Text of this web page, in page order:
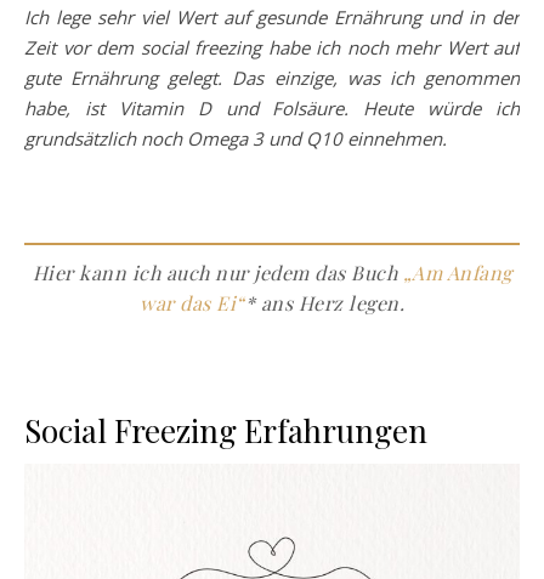
Ich lege sehr viel Wert auf gesunde Ernährung und in der
Zeit vor dem social freezing habe ich noch mehr Wert auf
gute Ernährung gelegt. Das einzige, was ich genommen
habe, ist Vitamin D und Folsäure. Heute würde ich
grundsätzlich noch Omega 3 und Q10 einnehmen.
Hier kann ich auch nur jedem das Buch „Am Anfang
war das Ei“* ans Herz legen.
Social Freezing Erfahrungen